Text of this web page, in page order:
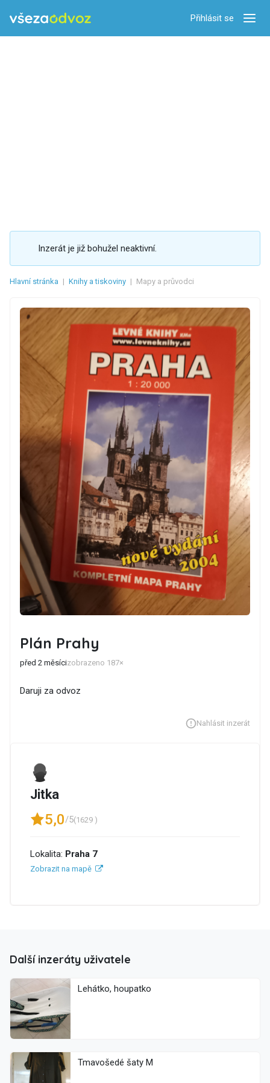
Přihlásit se
Inzerát je již bohužel neaktivní.
Hlavní stránka | Knihy a tiskoviny | Mapy a průvodci
Plán Prahy
před 2 měsícizobrazeno 187×
Daruji za odvoz
Nahlásit inzerát
Jitka
5,0/5(1629 )
Lokalita: Praha 7
Zobrazit na mapě
Další inzeráty uživatele
Lehátko, houpatko
Tmavošedé šaty M